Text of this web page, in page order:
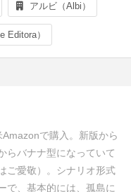
アルビ（Albi）
Editora）
で購入。 新版から
らバナナ型になっていて
ご愛敬）。
シナリオ形式
で、基本的には、孤島に